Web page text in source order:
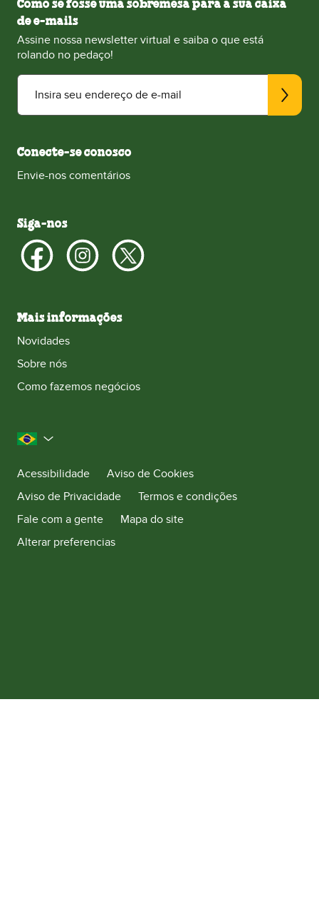
Como se fosse uma sobremesa para a sua caixa
de e-mails
Assine nossa newsletter virtual e saiba o que está
rolando no pedaço!
Insira seu endereço de e-mail
Conecte-se conosco
Envie-nos comentários
Siga-nos
Mais informações
Novidades
Sobre nós
Como fazemos negócios
Brasil
Acessibilidade
Aviso de Cookies
Aviso de Privacidade
Termos e condições
Fale com a gente
Mapa do site
Alterar preferencias